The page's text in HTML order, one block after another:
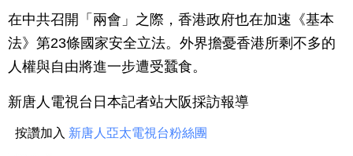
在中共召開「兩會」之際，香港政府也在加速《基本
法》第23條國家安全立法。外界擔憂香港所剩不多的
人權與自由將進一步遭受蠶食。
新唐人電視台日本記者站大阪採訪報導
按讚加入 新唐人亞太電視台粉絲團